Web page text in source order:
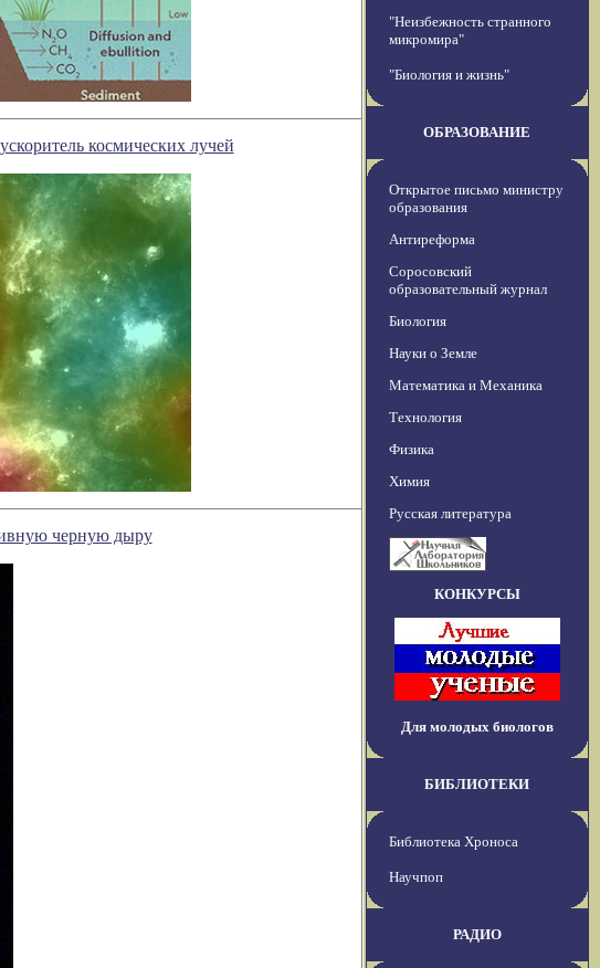
космических лучей
черную дыру
"Неизбежность странного
микромира"
"Биология и жизнь"
ОБРАЗОВАНИЕ
Открытое письмо министру
образования
Антиреформа
Соросовский
образовательный журнал
Биология
Науки о Земле
Математика и Механика
Технология
Физика
Химия
Русская литература
КОНКУРСЫ
Для молодых биологов
БИБЛИОТЕКИ
Библиотека Хроноса
Научпоп
РАДИО